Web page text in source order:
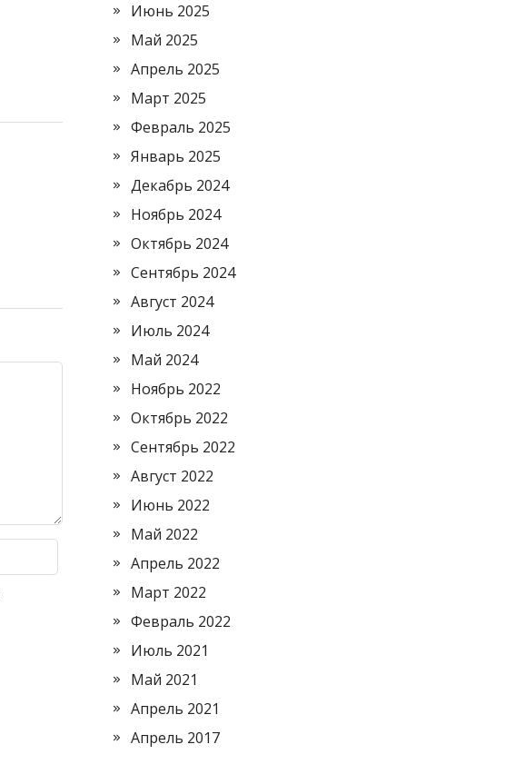
Июнь 2025
Май 2025
Апрель 2025
Март 2025
Февраль 2025
Январь 2025
Декабрь 2024
Ноябрь 2024
Октябрь 2024
Сентябрь 2024
Август 2024
Июль 2024
Май 2024
Ноябрь 2022
Октябрь 2022
Сентябрь 2022
Август 2022
Июнь 2022
Май 2022
Апрель 2022
Март 2022
Февраль 2022
Июль 2021
Май 2021
Апрель 2021
Апрель 2017